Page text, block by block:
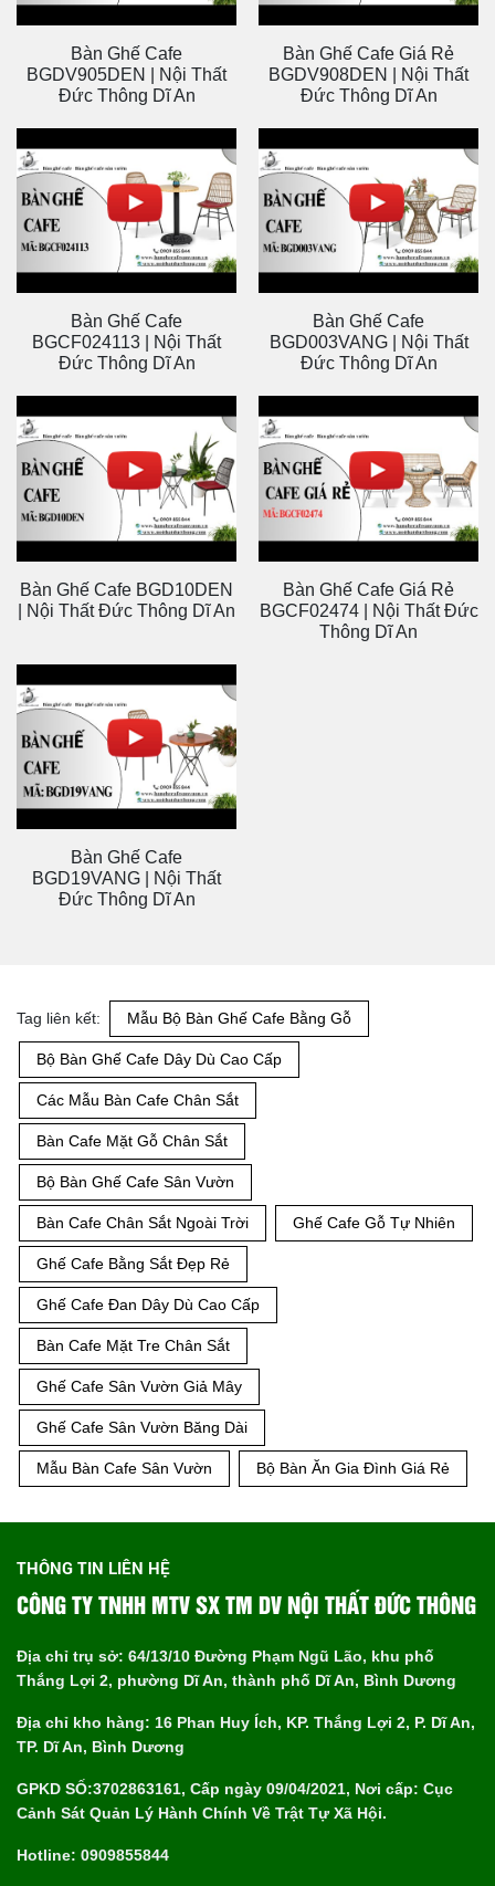
Bàn Ghế Cafe
BGDV905DEN | Nội Thất
Đức Thông Dĩ An
Bàn Ghế Cafe Giá Rẻ
BGDV908DEN | Nội Thất
Đức Thông Dĩ An
Bàn Ghế Cafe
BGCF024113 | Nội Thất
Đức Thông Dĩ An
Bàn Ghế Cafe
BGD003VANG | Nội Thất
Đức Thông Dĩ An
Bàn Ghế Cafe BGD10DEN
| Nội Thất Đức Thông Dĩ An
Bàn Ghế Cafe Giá Rẻ
BGCF02474 | Nội Thất Đức
Thông Dĩ An
Bàn Ghế Cafe
BGD19VANG | Nội Thất
Đức Thông Dĩ An
Tag liên kết: Mẫu Bộ Bàn Ghế Cafe Bằng Gỗ
Bộ Bàn Ghế Cafe Dây Dù Cao Cấp
Các Mẫu Bàn Cafe Chân Sắt
Bàn Cafe Mặt Gỗ Chân Sắt
Bộ Bàn Ghế Cafe Sân Vườn
Bàn Cafe Chân Sắt Ngoài Trời Ghế Cafe Gỗ Tự Nhiên
Ghế Cafe Bằng Sắt Đẹp Rẻ
Ghế Cafe Đan Dây Dù Cao Cấp
Bàn Cafe Mặt Tre Chân Sắt
Ghế Cafe Sân Vườn Giả Mây
Ghế Cafe Sân Vườn Băng Dài
Mẫu Bàn Cafe Sân Vườn Bộ Bàn Ăn Gia Đình Giá Rẻ
THÔNG TIN LIÊN HỆ
CÔNG TY TNHH MTV SX TM DV NỘI THẤT ĐỨC THÔNG
Địa chỉ trụ sở: 64/13/10 Đường Phạm Ngũ Lão, khu phố
Thắng Lợi 2, phường Dĩ An, thành phố Dĩ An, Bình Dương
Địa chỉ kho hàng: 16 Phan Huy Ích, KP. Thắng Lợi 2, P. Dĩ An,
TP. Dĩ An, Bình Dương
GPKD SỐ:3702863161, Cấp ngày 09/04/2021, Nơi cấp: Cục
Cảnh Sát Quản Lý Hành Chính Về Trật Tự Xã Hội.
Hotline: 0909855844